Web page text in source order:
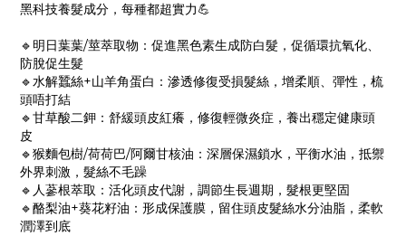
黑科技養髮成分，每種都超實力💪
🔹明日葉葉/莖萃取物：促進黑色素生成防白髮，促循環抗氧化、
防脫促生髮
🔹水解蠶絲+山羊角蛋白：滲透修復受損髮絲，增柔順、彈性，梳
頭唔打結
🔹甘草酸二鉀：舒緩頭皮紅癢，修復輕微炎症，養出穩定健康頭
皮
🔹猴麵包樹/荷荷巴/阿爾甘核油：深層保濕鎖水，平衡水油，抵禦
外界刺激，髮絲不毛躁
🔹人蔘根萃取：活化頭皮代謝，調節生長週期，髮根更堅固
🔹酪梨油+葵花籽油：形成保護膜，留住頭皮髮絲水分油脂，柔軟
潤澤到底